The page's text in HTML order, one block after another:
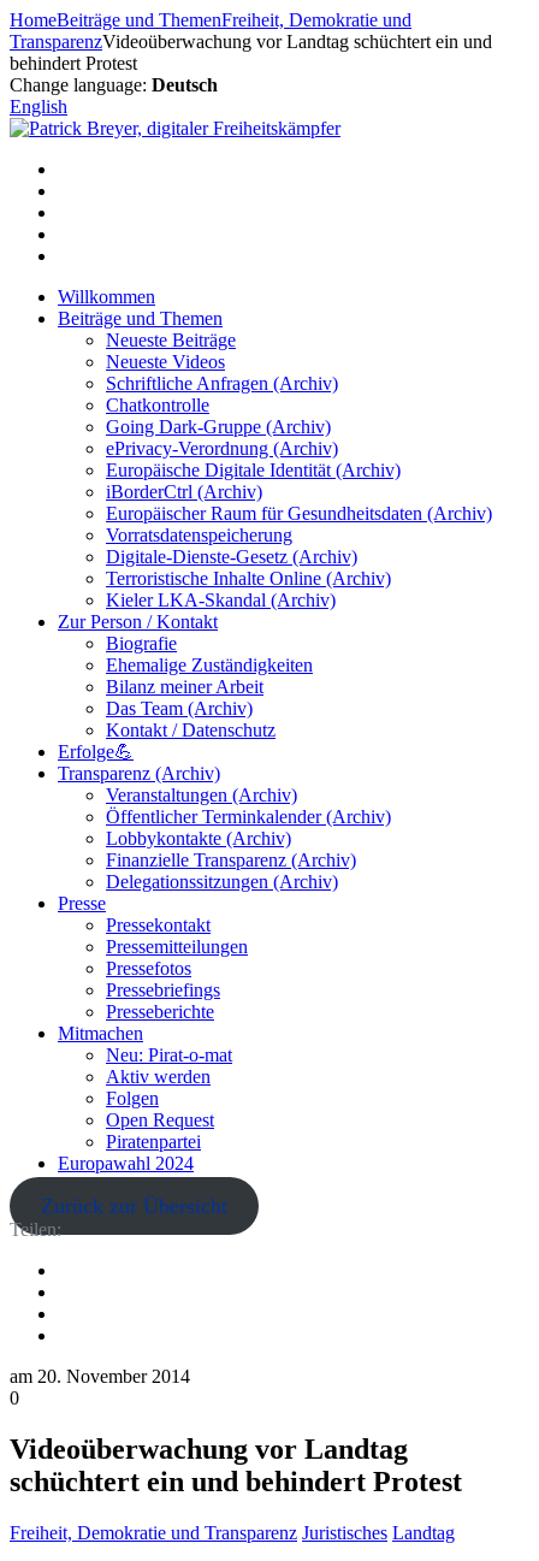
Zum
Inhalt
springen
HomeBeiträge und ThemenFreiheit, Demokratie und
TransparenzVideoüberwachung vor Landtag schüchtert ein und
behindert Protest
Change language: Deutsch
English
Willkommen
Beiträge und Themen
Neueste Beiträge
Neueste Videos
Schriftliche Anfragen (Archiv)
Chatkontrolle
Going Dark-Gruppe (Archiv)
ePrivacy-Verordnung (Archiv)
Europäische Digitale Identität (Archiv)
iBorderCtrl (Archiv)
Europäischer Raum für Gesundheitsdaten (Archiv)
Vorratsdatenspeicherung
Digitale-Dienste-Gesetz (Archiv)
Terroristische Inhalte Online (Archiv)
Kieler LKA-Skandal (Archiv)
Zur Person / Kontakt
Biografie
Ehemalige Zuständigkeiten
Bilanz meiner Arbeit
Das Team (Archiv)
Kontakt / Datenschutz
Erfolge💪
Transparenz (Archiv)
Veranstaltungen (Archiv)
Öffentlicher Terminkalender (Archiv)
Lobbykontakte (Archiv)
Finanzielle Transparenz (Archiv)
Delegationssitzungen (Archiv)
Presse
Pressekontakt
Pressemitteilungen
Pressefotos
Pressebriefings
Presseberichte
Mitmachen
Neu: Pirat-o-mat
Aktiv werden
Folgen
Open Request
Piratenpartei
Europawahl 2024
Zurück zur Übersicht
Teilen:
am 20. November 2014
0
Videoüberwachung vor Landtag
schüchtert ein und behindert Protest
Freiheit, Demokratie und Transparenz Juristisches Landtag